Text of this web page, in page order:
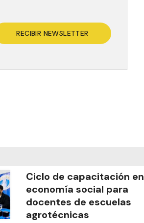
RECIBIR NEWSLETTER
Ciclo de capacitación en
economía social para
docentes de escuelas
agrotécnicas